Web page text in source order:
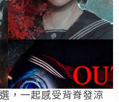
，一起感受背脊發涼